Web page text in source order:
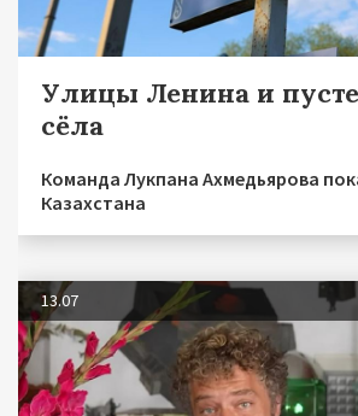
Улицы Ленина и
сёла
Команда Лукпана Ахмедьярова
Казахстана
13.07